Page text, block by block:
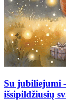
Su jubiliejumi
išsipildžiusių